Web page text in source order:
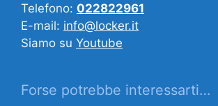
Telefono: 022822961
E-mail: info@locker.it
Siamo su Youtube
Forse potrebbe interessarti…